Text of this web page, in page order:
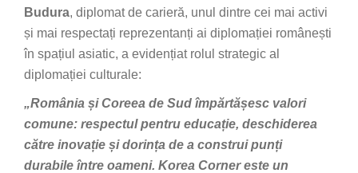
Budura, diplomat de carieră, unul dintre cei mai activi
și mai respectați reprezentanți ai diplomației românești
în spațiul asiatic, a evidențiat rolul strategic al
diplomației culturale:
„România și Coreea de Sud împărtășesc valori
comune: respectul pentru educație, deschiderea
către inovație și dorința de a construi punți
durabile între oameni. Korea Corner este un